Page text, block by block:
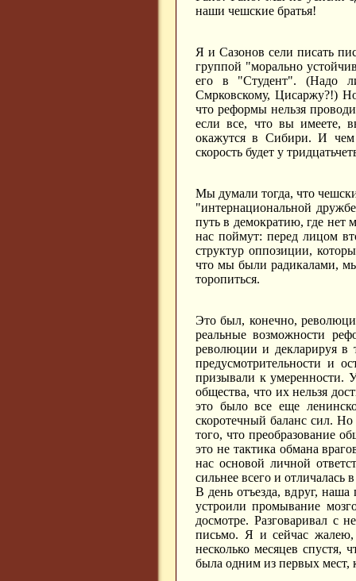
наши чешские братья!
Я и Сазонов сели писать
группой "морально
его в "Студент". (Надо
Смрковскому, Цисаржу?!)
что реформы нельзя
если все, что вы имеете,
окажутся в Сибири. И чем
скорость будет у
Мы думали тогда, что
"интернациональной
путь в демократию, где нет
нас поймут: перед лицом
структур оппозиции,
что мы были радикалами,
торопиться.
Это был, конечно,
реальные возможности
революции и декларируя в
предусмотрительности и
призывали к умеренности.
общества, что их нельзя
это было все еще
скоротечный баланс сил.
того, что преобразование
это не тактика обмана
нас основой личной
сильнее всего и
В день отъезда, вдруг, наша
устроили промывание
досмотре. Разговаривал с
письмо. Я и сейчас жалею,
несколько месяцев
была одним из первых мест,